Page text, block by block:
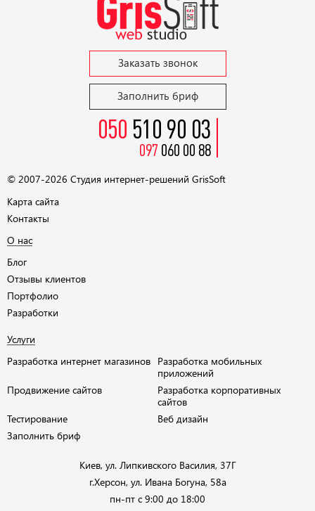
Заказать звонок
Заполнить бриф
050 510 90 03
097 060 00 88
© 2007-2026 Студия интернет-решений GrisSoft
Карта сайта
Контакты
О нас
Блог
Отзывы клиентов
Портфолио
Разработки
Услуги
Разработка интернет магазинов Разработка мобильных
приложений
Продвижение сайтов
Разработка корпоративных
сайтов
Тестирование
Веб дизайн
Заполнить бриф
Киев, ул. Липкивского Василия, 37Г
г.Херсон, ул. Ивана Богуна, 58а
пн-пт с 9:00 до 18:00